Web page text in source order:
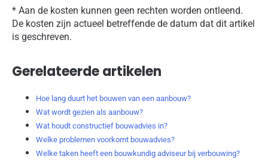
* Aan de kosten kunnen geen rechten worden ontleend.
De kosten zijn actueel betreffende de datum dat dit artikel
is geschreven.
Gerelateerde artikelen
Hoe lang duurt het bouwen van een aanbouw?
Wat wordt gezien als aanbouw?
Wat houdt constructief bouwadvies in?
Welke problemen voorkomt bouwadvies?
Welke taken heeft een bouwkundig adviseur bij verbouwing?